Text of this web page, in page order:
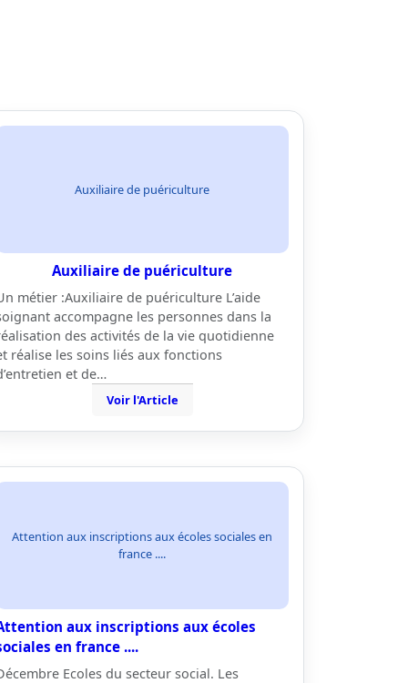
Auxiliaire de puériculture
Auxiliaire de puériculture
métier :Auxiliaire de puériculture L’aide
accompagne les personnes dans la
des activités de la vie quotidienne
réalise les soins liés aux fonctions
et de…
Voir l'Article
Attention aux inscriptions aux écoles sociales en
france ....
aux inscriptions aux écoles
en france ....
Ecoles du secteur social. Les